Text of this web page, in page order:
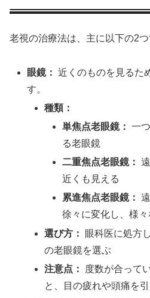
老視の治療法は、主に以下の2つ
眼鏡： 近くのものを見るた
す。
種類：
単焦点老眼鏡： 一
る老眼鏡
二重焦点老眼鏡：
近くも見える
累進焦点老眼鏡：
徐々に変化し、様
選び方：
眼科医に処方
の老眼鏡を選ぶ
注意点：
度数が合って
と、目の疲れや頭痛を